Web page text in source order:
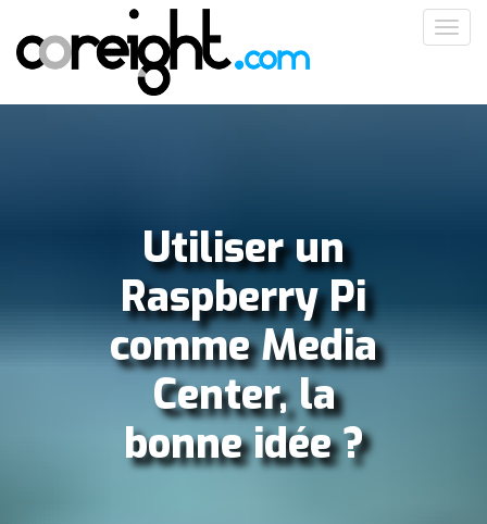
contenu
principal
Utiliser un
Raspberry Pi
comme Media
Center, la
bonne idée ?